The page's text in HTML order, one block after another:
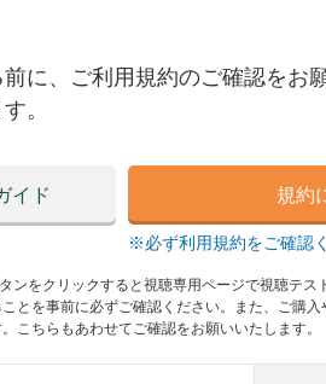
に、ご利用規約のご確認をお
。
イド 規約
※必ず利用規約をご確認
ンをクリックすると視聴専用ページで視聴テ
とを事前に必ずご確認ください。また、ご購
こちらもあわせてご確認をお願いいたします。